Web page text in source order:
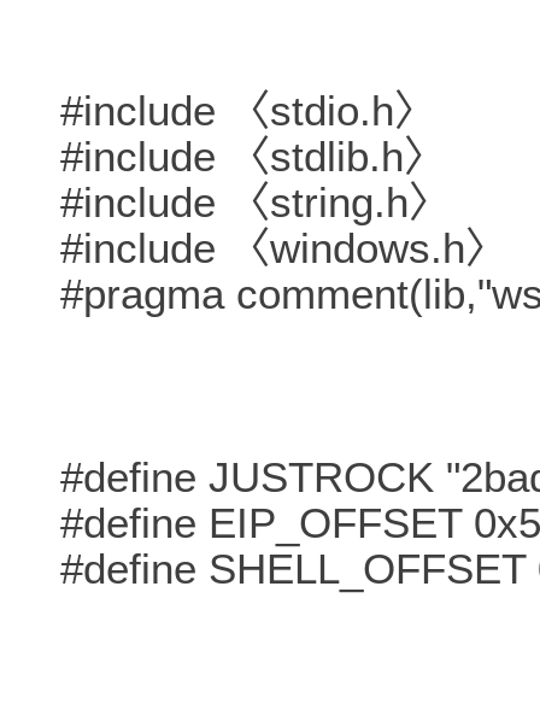
#include 〈stdio.h〉
#include 〈stdlib.h〉
#include 〈string.h〉
#include 〈windows.h〉
#pragma
#define JUSTROCK
#define EIP_OFFSET
#define SHELL_OFFSET